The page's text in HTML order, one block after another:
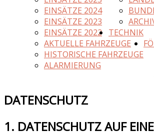
EINSÄTZE 2024
EINSÄTZE 2023
EINSÄTZE 2022
TECHNIK
AKTUELLE FAHRZEUGE
HISTORISCHE FAHRZEUGE
ALARMIERUNG
DATENSCHUTZ
1. DATENSCHUTZ AUF